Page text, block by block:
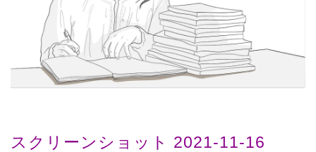
スクリーンショット 2021-11-16